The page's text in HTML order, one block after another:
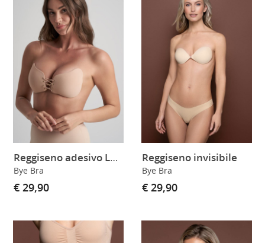
Reggiseno adesivo Lace-it skin
Bye Bra
€ 29,90
Reggiseno invisibile
Bye Bra
€ 29,90